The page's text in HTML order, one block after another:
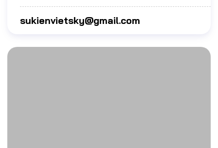
sukienvietsky@gmail.com